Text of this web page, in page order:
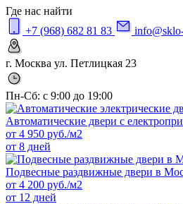
Где нас найти
+7 (968) 682 81 83
г. Москва ул. Петлицкая 23
Пн-Сб: с 9:00 до 19:00
Автоматические двери с
от 4 950 руб./м2
от 8 дней
Подвесные раздвижные двери в
от 4 200 руб./м2
от 12 дней